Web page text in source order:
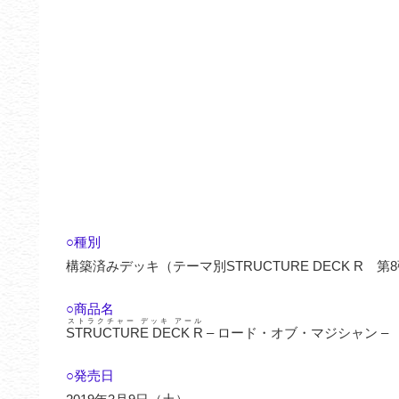
○種別
構築済みデッキ（テーマ別STRUCTURE DECK R 第
○商品名
STRUCTURE DECK R
ストラクチャー デッキ アール
– ロード・オブ・マジシャン –
○発売日